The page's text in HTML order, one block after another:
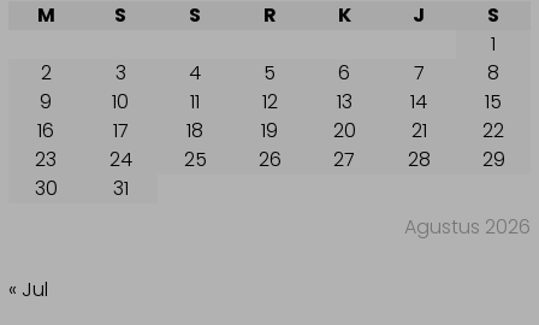
Agustus 2026
M S S R K J
S
1
2
3 4 5 6 7
8
9
10 11 12 13 14
15
16
17 18 19 20 21
22
23
24 25 26 27 28
29
30
31
« Jul